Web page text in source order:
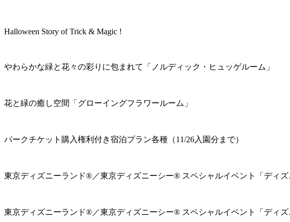
Halloween Story of Trick & Magic !
やわらかな緑と花々の彩りに包まれて「ノルディック・ヒュッゲルーム」
花と緑の癒し空間「グローイングフラワールーム」
パークチケット購入権利付き宿泊プラン各種（11/26入園分まで）
東京ディズニーランド®／東京ディズニーシー® スペシャルイベント「ディ
東京ディズニーランド®／東京ディズニーシー® スペシャルイベント「ディ